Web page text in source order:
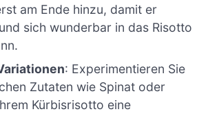
am Ende hinzu, damit er
sich wunderbar in das Risotto
: Experimentieren Sie
Zutaten wie Spinat oder
Kürbisrisotto eine